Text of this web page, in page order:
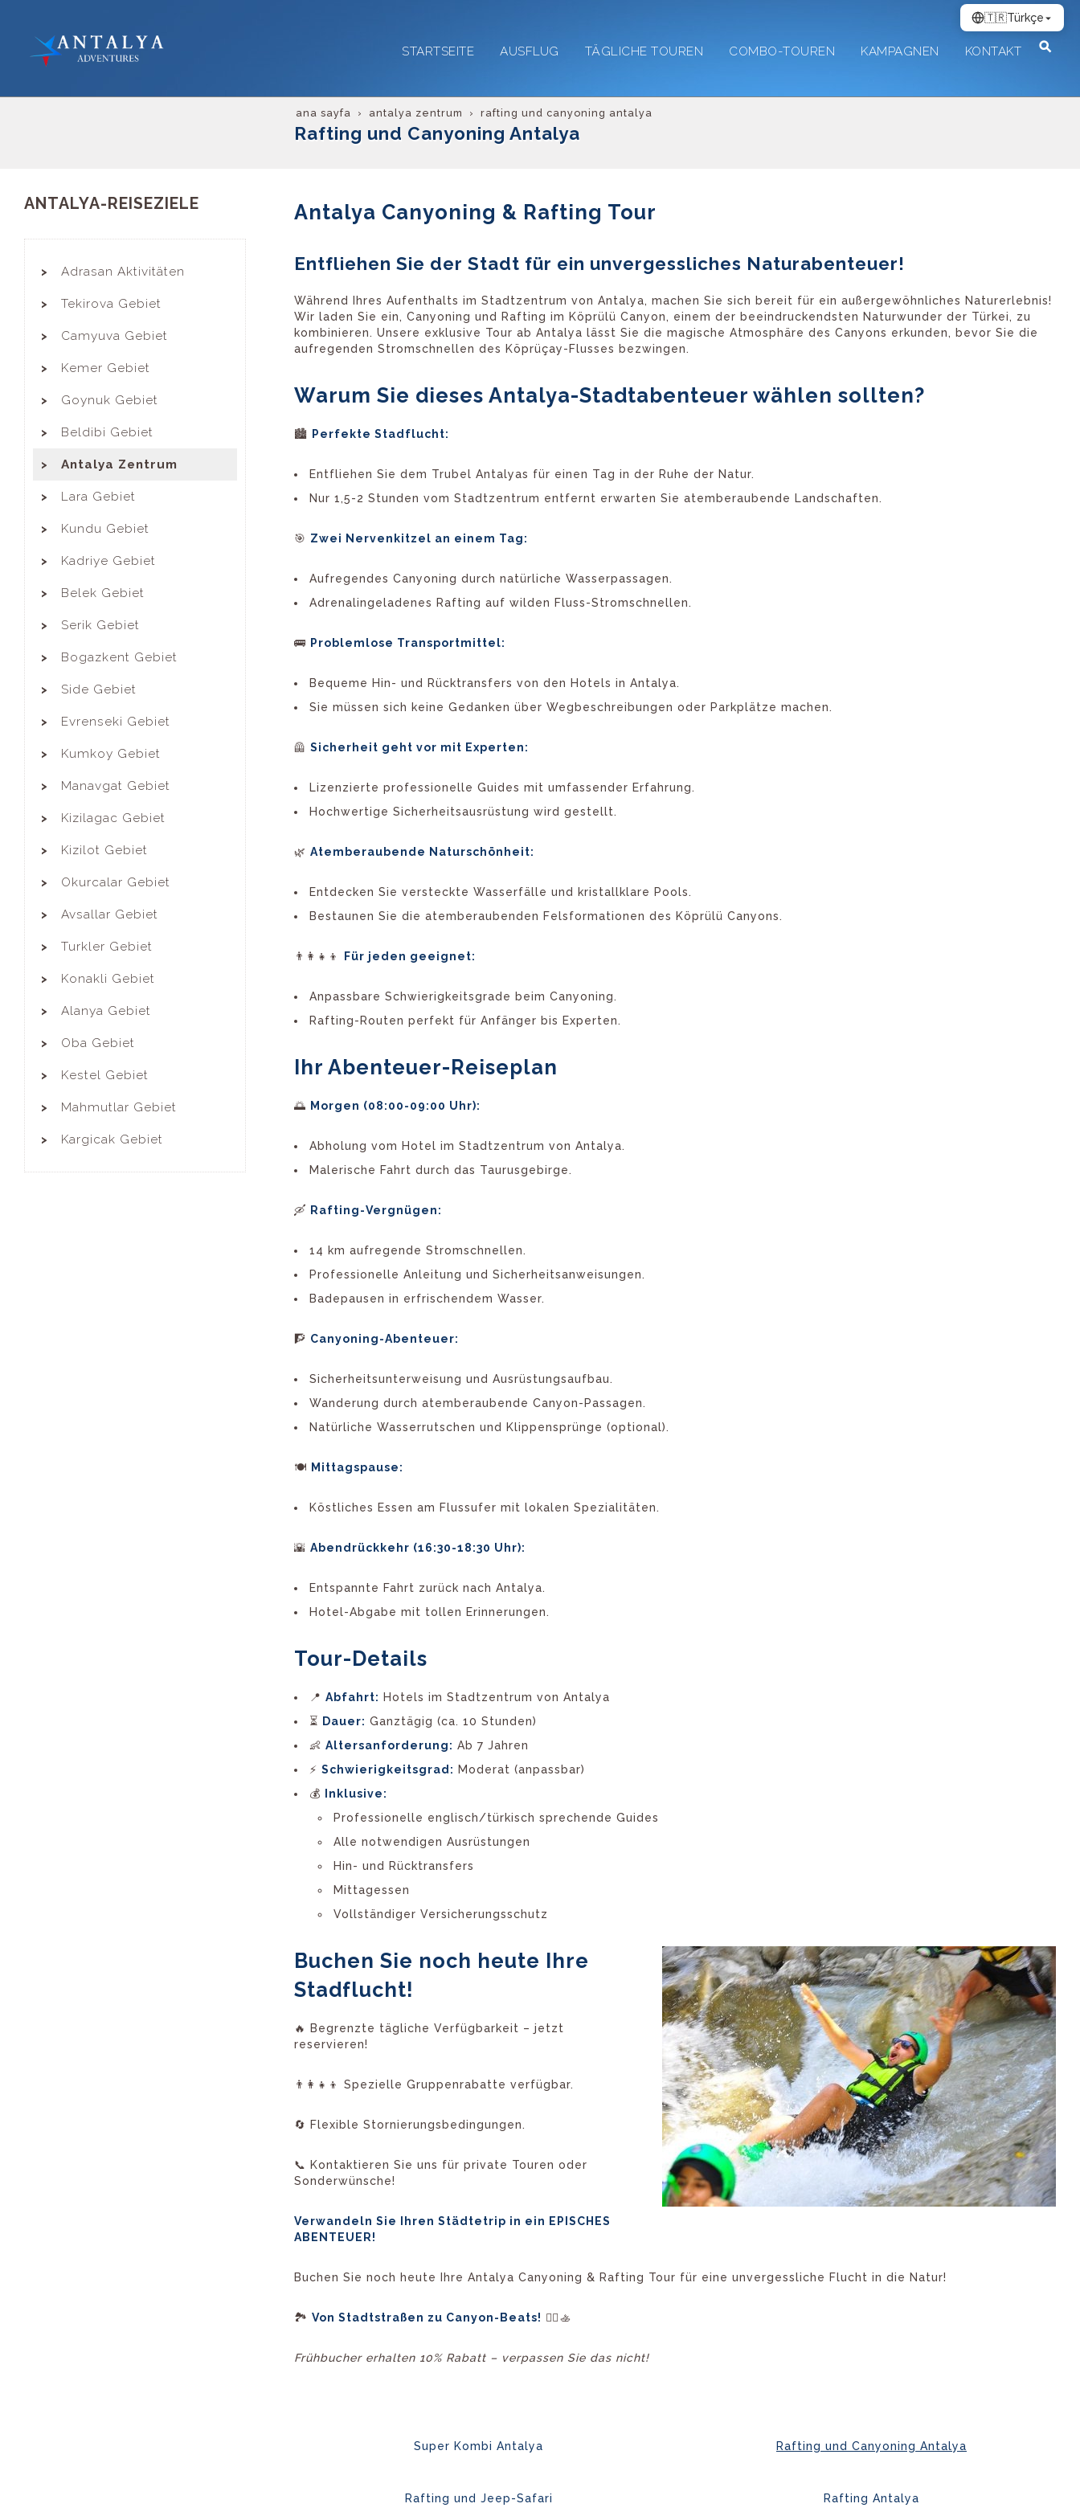
STARTSEITE AUSFLUG TÄGLICHE TOUREN COMBO-TOUREN KAMPAGNEN KONTAKT
ana sayfa antalya zentrum rafting und canyoning antalya
Rafting und Canyoning Antalya
Antalya Canyoning & Rafting Tour
Entfliehen Sie der Stadt für ein unvergessliches Naturabenteuer!
Während Ihres Aufenthalts im Stadtzentrum von Antalya, machen Sie sich bereit für ein außergewöhnliches Naturerlebnis!
Wir laden Sie ein, Canyoning und Rafting im Köprülü Canyon, einem der beeindruckendsten Naturwunder der Türkei, zu
kombinieren. Unsere exklusive Tour ab Antalya lässt Sie die magische Atmosphäre des Canyons erkunden, bevor Sie die
aufregenden Stromschnellen des Köprüçay-Flusses bezwingen.
Warum Sie dieses Antalya-Stadtabenteuer wählen sollten?
🏙️ Perfekte Stadflucht:
Entfliehen Sie dem Trubel Antalyas für einen Tag in der Ruhe der Natur.
Nur 1,5-2 Stunden vom Stadtzentrum entfernt erwarten Sie atemberaubende Landschaften.
🎯 Zwei Nervenkitzel an einem Tag:
Aufregendes Canyoning durch natürliche Wasserpassagen.
Adrenalingeladenes Rafting auf wilden Fluss-Stromschnellen.
🚌 Problemlose Transportmittel:
Bequeme Hin- und Rücktransfers von den Hotels in Antalya.
Sie müssen sich keine Gedanken über Wegbeschreibungen oder Parkplätze machen.
🦺 Sicherheit geht vor mit Experten:
Lizenzierte professionelle Guides mit umfassender Erfahrung.
Hochwertige Sicherheitsausrüstung wird gestellt.
🌿 Atemberaubende Naturschönheit:
Entdecken Sie versteckte Wasserfälle und kristallklare Pools.
Bestaunen Sie die atemberaubenden Felsformationen des Köprülü Canyons.
👨‍👩‍👧‍👦 Für jeden geeignet:
Anpassbare Schwierigkeitsgrade beim Canyoning.
Rafting-Routen perfekt für Anfänger bis Experten.
Ihr Abenteuer-Reiseplan
🌅 Morgen (08:00-09:00 Uhr):
Abholung vom Hotel im Stadtzentrum von Antalya.
Malerische Fahrt durch das Taurusgebirge.
🛶 Rafting-Vergnügen:
14 km aufregende Stromschnellen.
Professionelle Anleitung und Sicherheitsanweisungen.
Badepausen in erfrischendem Wasser.
🧗 Canyoning-Abenteuer:
Sicherheitsunterweisung und Ausrüstungsaufbau.
Wanderung durch atemberaubende Canyon-Passagen.
Natürliche Wasserrutschen und Klippensprünge (optional).
🍽️ Mittagspause:
Köstliches Essen am Flussufer mit lokalen Spezialitäten.
🌇 Abendrückkehr (16:30-18:30 Uhr):
Entspannte Fahrt zurück nach Antalya.
Hotel-Abgabe mit tollen Erinnerungen.
Tour-Details
📍 Abfahrt: Hotels im Stadtzentrum von Antalya
⏳
Dauer: Ganztägig (ca. 10 Stunden)
👶 Altersanforderung: Ab 7 Jahren
⚡ Schwierigkeitsgrad: Moderat (anpassbar)
💰
Inklusive:
Professionelle englisch/türkisch sprechende Guides
Alle notwendigen Ausrüstungen
Hin- und Rücktransfers
Mittagessen
Vollständiger Versicherungsschutz
Buchen Sie noch heute Ihre
Stadflucht!
🔥 Begrenzte tägliche Verfügbarkeit – jetzt
reservieren!
👨‍👩‍👧‍👦 Spezielle Gruppenrabatte verfügbar.
🔄 Flexible Stornierungsbedingungen.
📞 Kontaktieren Sie uns für private Touren oder
Sonderwünsche!
Verwandeln Sie Ihren Städtetrip in ein EPISCHES
ABENTEUER!
Buchen Sie noch heute Ihre Antalya Canyoning & Rafting Tour für eine unvergessliche Flucht in die Natur!
🏞️ Von Stadtstraßen zu Canyon-Beats! 🧗‍♂️🚣
Frühbucher erhalten 10% Rabatt – verpassen Sie das nicht!
Super Kombi Antalya Rafting und Canyoning Antalya
Rafting und Jeep-Safari Rafting Antalya
ANTALYA-REISEZIELE
Adrasan Aktivitäten
Tekirova Gebiet
Camyuva Gebiet
Kemer Gebiet
Goynuk Gebiet
Beldibi Gebiet
Antalya Zentrum
Lara Gebiet
Kundu Gebiet
Kadriye Gebiet
Belek Gebiet
Serik Gebiet
Bogazkent Gebiet
Side Gebiet
Evrenseki Gebiet
Kumkoy Gebiet
Manavgat Gebiet
Kizilagac Gebiet
Kizilot Gebiet
Okurcalar Gebiet
Avsallar Gebiet
Turkler Gebiet
Konakli Gebiet
Alanya Gebiet
Oba Gebiet
Kestel Gebiet
Mahmutlar Gebiet
Kargicak Gebiet
🇹🇷Türkçe